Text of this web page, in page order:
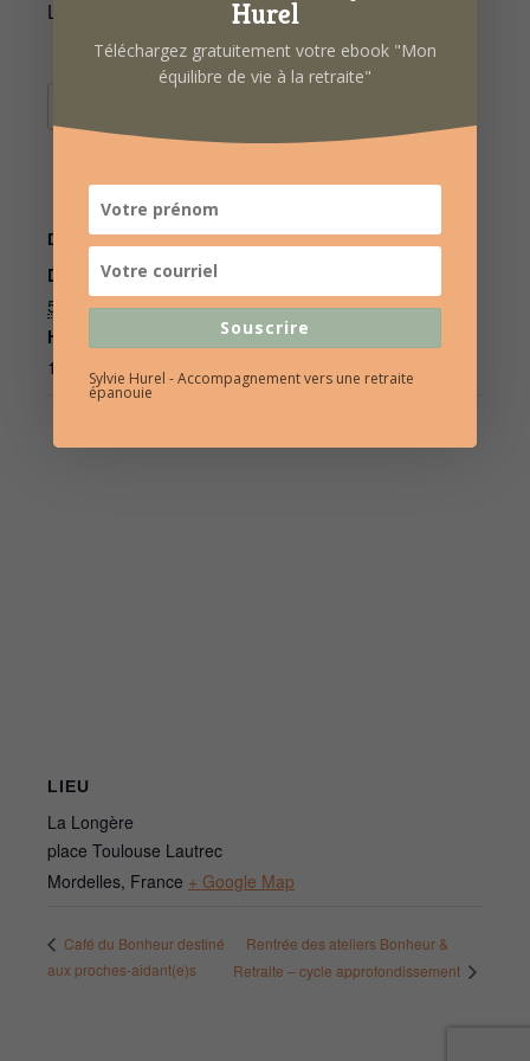
Lieu :
CIAS La Longère à Mordelles
DÉTAILS
Date :
5 octobre 2022
Heure :
14h30 à 17h00
LIEU
La Longère
place Toulouse Lautrec
Mordelles, France + Google Map
Café du Bonheur destiné
aux proches-aidant(e)s
Rentrée des ateliers Bonheur &
Retraite – cycle approfondissement
Hurel
Téléchargez gratuitement votre ebook "Mon
équilibre de vie à la retraite"
Souscrire
Sylvie Hurel - Accompagnement vers une retraite
épanouie